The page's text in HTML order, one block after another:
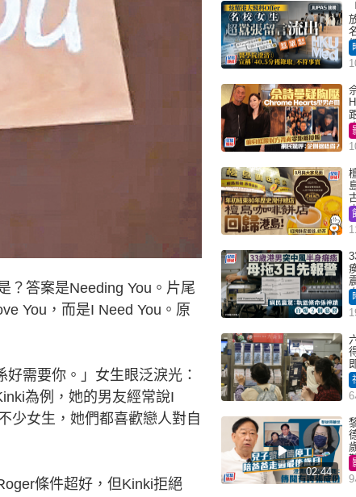
答案是Needing You。片尾
You，而是I Need You。原
需要你。」女生眼泛淚光：
為例，她的男友經常說I
少女生，她們都喜歡戀人對自
條件超好，但Kinki拒絕
得
02:44